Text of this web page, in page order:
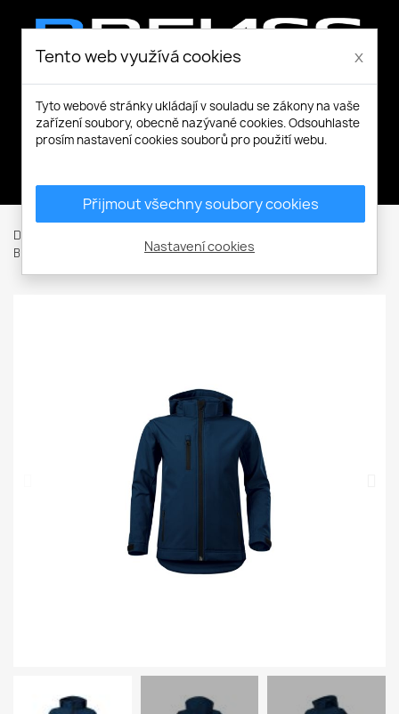
Domů
Bundy
Softshellové bundy Performance
Tento web využívá cookies x
Tyto webové stránky ukládají v souladu se zákony na vaše
zařízení soubory, obecně nazývané cookies. Odsouhlaste
prosím nastavení cookies souborů pro použití webu.
Přijmout všechny soubory cookies
Nastavení cookies